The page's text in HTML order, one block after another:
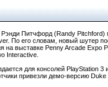
Питчфорд (Randy Pitchford)
По его словам, новый шутер
на выставке Penny Arcade
Interactive.
для консолей PlayStation
привезли демо-версию